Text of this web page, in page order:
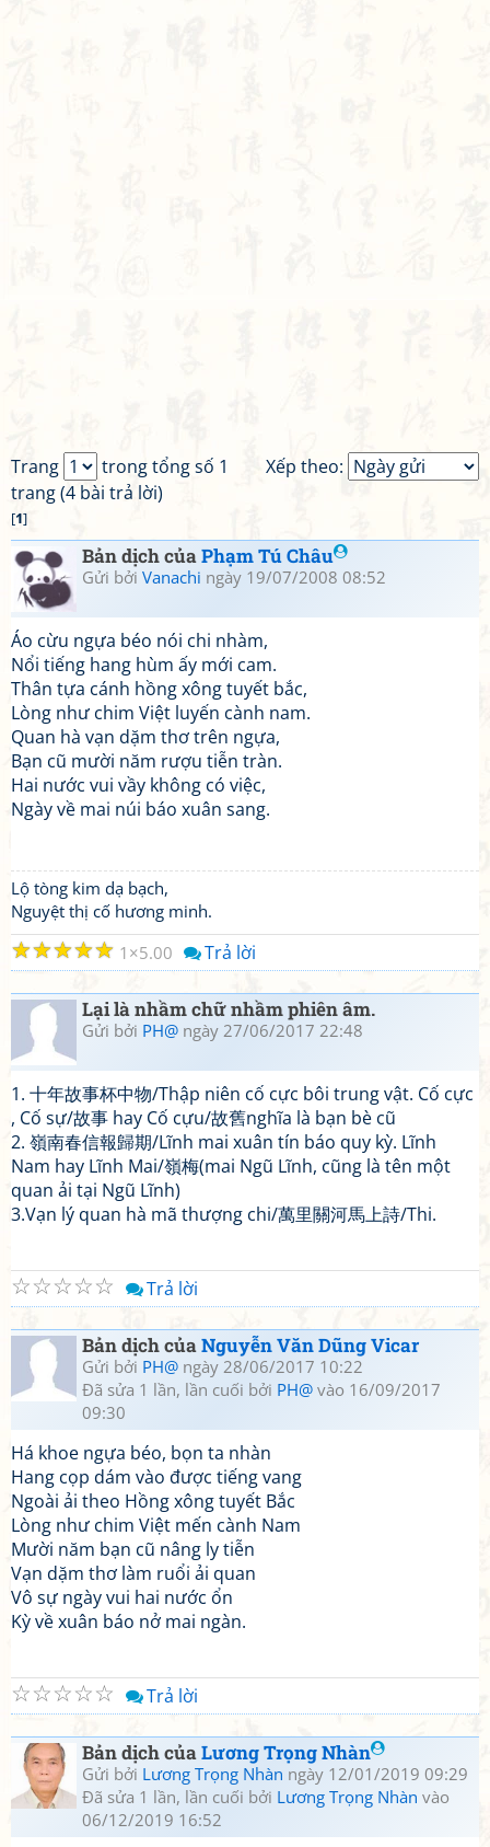
Xếp theo:
Trang
trong tổng số 1
trang (4 bài trả lời)
[1]
Bản dịch củaPhạm Tú Châu
Gửi bởi Vanachi ngày 19/07/2008 08:52
Áo cừu ngựa béo nói chi nhàm,
Nổi tiếng hang hùm ấy mới cam.
Thân tựa cánh hồng xông tuyết bắc,
Lòng như chim Việt luyến cành nam.
Quan hà vạn dặm thơ trên ngựa,
Bạn cũ mười năm rượu tiễn tràn.
Hai nước vui vầy không có việc,
Ngày về mai núi báo xuân sang.
Lộ tòng kim dạ bạch,
Nguyệt thị cố hương minh.
☆
☆
☆
☆
☆ 1 5.00 Trả lời
Lại là nhầm chữ nhầm phiên âm.
Gửi bởi PH@ ngày 27/06/2017 22:48
1. 十年故事杯中物/Thập niên cố cực bôi trung vật. Cố cực
, Cố sự/故事 hay Cố cựu/故舊nghĩa là bạn bè cũ
2. 嶺南春信報歸期/Lĩnh mai xuân tín báo quy kỳ. Lĩnh
Nam hay Lĩnh Mai/嶺梅(mai Ngũ Lĩnh, cũng là tên một
quan ải tại Ngũ Lĩnh)
3.Vạn lý quan hà mã thượng chi/萬里關河馬上詩/Thi.
☆
☆
☆
☆
☆ Trả lời
Bản dịch củaNguyễn Văn Dũng Vicar
Gửi bởi PH@ ngày 28/06/2017 10:22
Đã sửa 1 lần, lần cuối bởi PH@ vào 16/09/2017
09:30
Há khoe ngựa béo, bọn ta nhàn
Hang cọp dám vào được tiếng vang
Ngoài ải theo Hồng xông tuyết Bắc
Lòng như chim Việt mến cành Nam
Mười năm bạn cũ nâng ly tiễn
Vạn dặm thơ làm ruổi ải quan
Vô sự ngày vui hai nước ổn
Kỳ về xuân báo nở mai ngàn.
☆
☆
☆
☆
☆ Trả lời
Bản dịch củaLương Trọng Nhàn
Gửi bởi Lương Trọng Nhàn ngày 12/01/2019 09:29
Đã sửa 1 lần, lần cuối bởi Lương Trọng Nhàn vào
06/12/2019 16:52